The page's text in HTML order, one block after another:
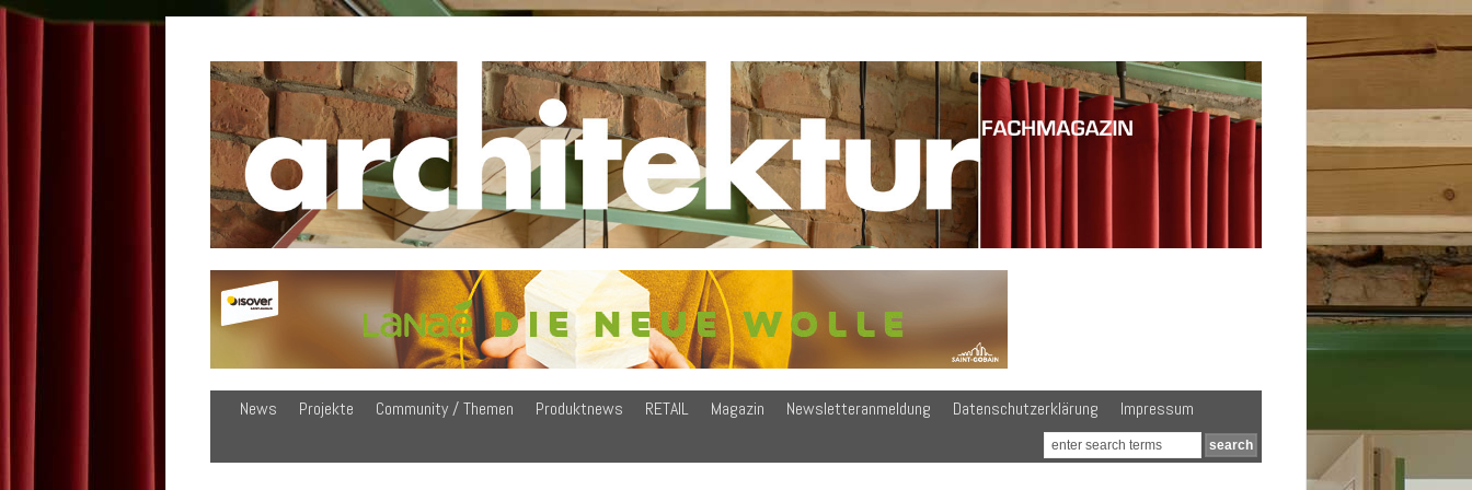
News Projekte Community / Themen Produktnews RETAIL Magazin Newsletteranmeldung Datenschutzerklärung Impressum